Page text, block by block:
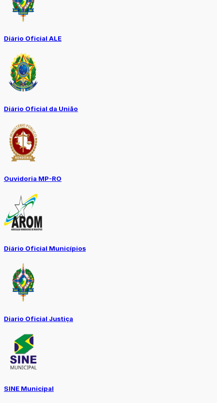
Diário Oficial ALE
Diário Oficial da União
Ouvidoria MP-RO
Diário Oficial Municípios
Diario Oficial Justiça
SINE Municipal